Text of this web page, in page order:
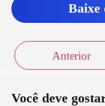
Baixe
Anterior
Você deve